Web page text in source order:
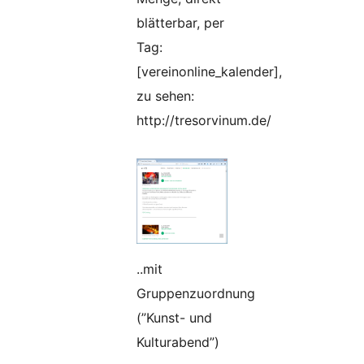
blätterbar, per
Tag:
[vereinonline_kalender],
zu sehen:
http://tresorvinum.de/
..mit
Gruppenzuordnung
(”Kunst- und
Kulturabend”)